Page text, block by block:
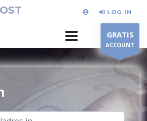
LOG IN
GRATIS
ACCOUNT